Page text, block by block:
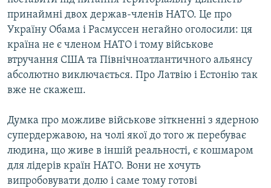
принаймні двох держав-членів НАТО. Це про
Україну Обама і Расмуссен негайно оголосили: ця
країна не є членом НАТО і тому військове
втручання США та Північноатлантичного альянсу
абсолютно виключається. Про Латвію і Естонію так
вже не скажеш.
Думка про можливе військове зіткненні з ядерною
супердержавою, на чолі якої до того ж перебуває
людина, що живе в іншій реальності, є кошмаром
для лідерів країн НАТО. Вони не хочуть
випробовувати долю і саме тому готові